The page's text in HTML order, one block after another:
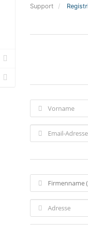
Support